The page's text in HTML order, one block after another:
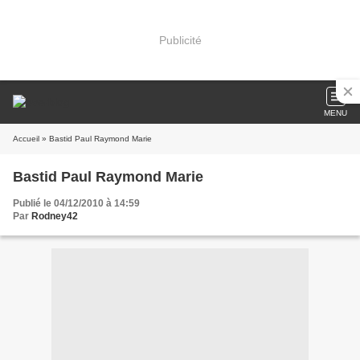
Publicité
MENU
Accueil » Bastid Paul Raymond Marie
Bastid Paul Raymond Marie
Publié le 04/12/2010 à 14:59
Par Rodney42